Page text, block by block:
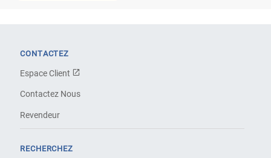
CONTACTEZ
Espace Client
Contactez Nous
Revendeur
RECHERCHEZ